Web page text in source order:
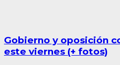
Gobierno y oposición
este viernes (+ fotos)